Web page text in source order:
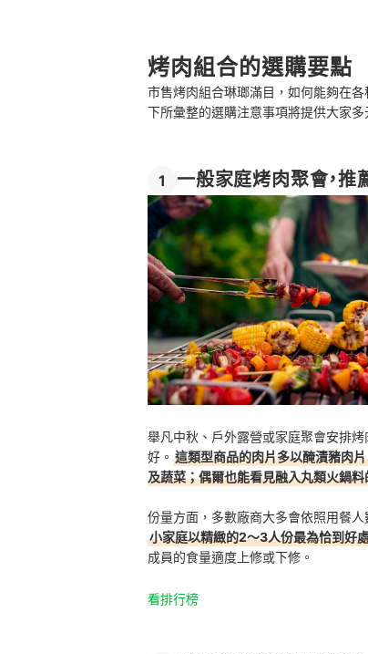
烤肉組合的選購要點
市售烤肉組合琳瑯滿目，如何能夠在
下所彙整的選購注意事項將提供大家多
1 一般家庭烤肉聚會，
舉凡中秋、戶外露營或家庭聚會安排
好。 這類型商品的肉片多以醃漬豬肉
及蔬菜；偶爾也能看見融入丸類火鍋料
份量方面，多數廠商大多會依照用餐
小家庭以精緻的2～3人份最為恰到好
成員的食量適度上修或下修。
看排行榜